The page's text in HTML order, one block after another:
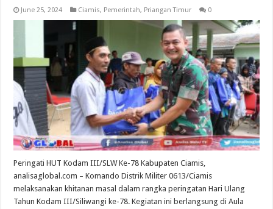
June 25, 2024 Ciamis, Pemerintah, Priangan Timur 0
Peringati HUT Kodam III/SLW Ke-78 Kabupaten Ciamis,
analisaglobal.com – Komando Distrik Militer 0613/Ciamis
melaksanakan khitanan masal dalam rangka peringatan Hari Ulang
Tahun Kodam III/Siliwangi ke-78. Kegiatan ini berlangsung di Aula